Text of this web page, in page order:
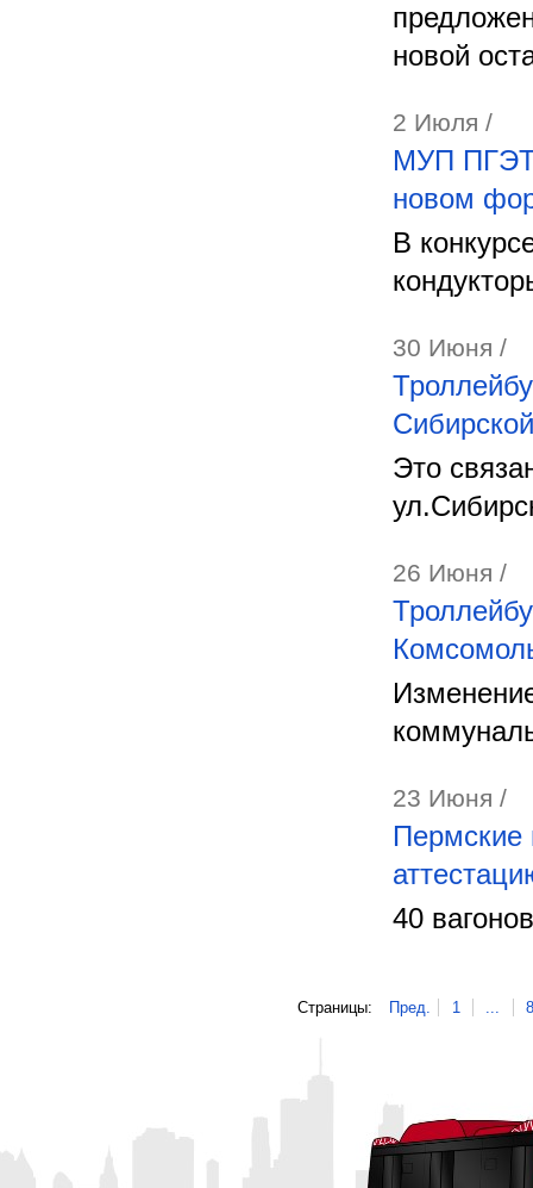
новой
2 Июля /
МУП ПГЭТ
новом
В
30 Июня /
Сибирской
Это
26 Июня /
23 Июня /
Пермские
40
Страницы: Пред. 1